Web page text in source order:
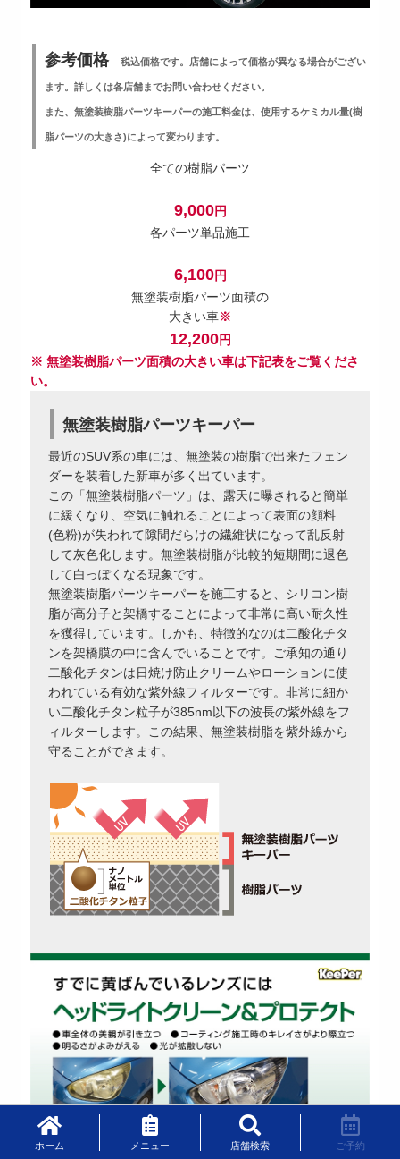
参考価格 税込価格です。店舗によって価格が異なる場合がござい
ます。詳しくは各店舗までお問い合わせください。
また、無塗装樹脂パーツキーパーの施工料金は、使用するケミカル量(樹
脂パーツの大きさ)によって変わります。
全ての樹脂パーツ
9,000円
各パーツ単品施工
6,100円
無塗装樹脂パーツ面積の
大きい車※
12,200円
※ 無塗装樹脂パーツ面積の大きい車は下記表をご覧くださ
い。
無塗装樹脂パーツキーパー
最近のSUV系の車には、無塗装の樹脂で出来たフェン
ダーを装着した新車が多く出ています。
この「無塗装樹脂パーツ」は、露天に曝されると簡単
に緩くなり、空気に触れることによって表面の顔料
(色粉)が失われて隙間だらけの繊維状になって乱反射
して灰色化します。無塗装樹脂が比較的短期間に退色
して白っぽくなる現象です。
無塗装樹脂パーツキーパーを施工すると、シリコン樹
脂が高分子と架橋することによって非常に高い耐久性
を獲得しています。しかも、特徴的なのは二酸化チタ
ンを架橋膜の中に含んでいることです。ご承知の通り
二酸化チタンは日焼け防止クリームやローションに使
われている有効な紫外線フィルターです。非常に細か
い二酸化チタン粒子が385nm以下の波長の紫外線をフ
ィルターします。この結果、無塗装樹脂を紫外線から
守ることができます。
ホーム メニュー 店舗検索 ご予約